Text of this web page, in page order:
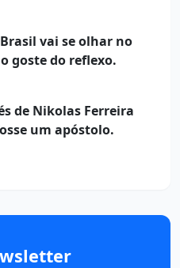
vai se olhar no
goste do reflexo.
de Nikolas Ferreira
um apóstolo.